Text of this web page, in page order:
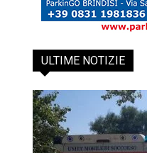
ULTIME NOTIZIE